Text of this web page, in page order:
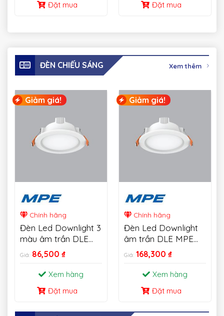
Đặt mua
Đặt mua
ĐÈN CHIẾU SÁNG Xem thêm
Giảm giá!
Chính hãng
Đèn Led Downlight 3
màu âm trần DLE
MPE 6W-18W
Giá: 86,500 ₫
Xem hàng
Đặt mua
Giảm giá!
Chính hãng
Đèn Led Downlight
âm trần DLE MPE
18W
Giá: 168,300 ₫
Xem hàng
Đặt mua